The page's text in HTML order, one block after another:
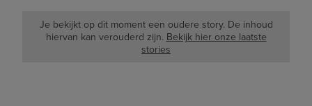
Je bekijkt op dit moment een oudere story. De inhoud
hiervan kan verouderd zijn. Bekijk hier onze laatste
stories